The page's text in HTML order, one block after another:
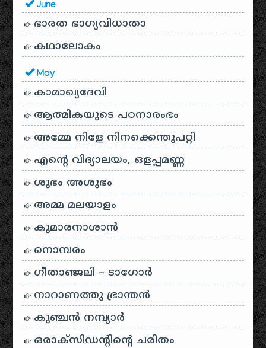
June
ഭാരത ഭാഗ്യവിധാതാ
കഥാലോകം
May
കാമാഖ്യദേവി
ആത്മികയുടെ പഠനാരംഭം
അമ്മേ നിളേ നിനക്കെന്തുപറ്റി
എന്റെ വിദ്യാലയം, ഒളപ്പമണ്ണ
ശുഭം അശുഭം
അമ്മ മലയാളം
കുമാരനാശാൻ
നൊമ്പരം
ഗീതാഞ്ജലി – ടാഗോർ
നാറാണത്തു ഭ്രാന്തൻ
കുഞ്ചൻ നമ്പ്യാർ
ഒരാക്സിഡന്റിന്റെ ചരിതം